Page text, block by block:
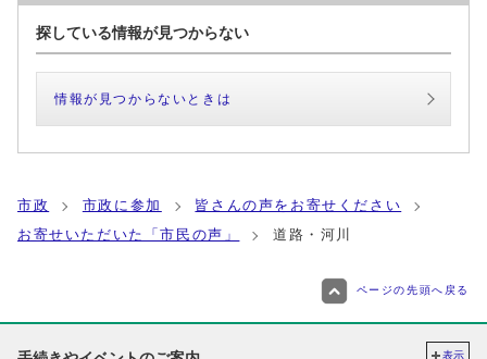
探している情報が見つからない
情報が見つからないときは
市政 市政に参加
皆さんの声をお寄せください
お寄せいただいた「市民の声」
道路・河川
ページの先頭へ戻る
表示